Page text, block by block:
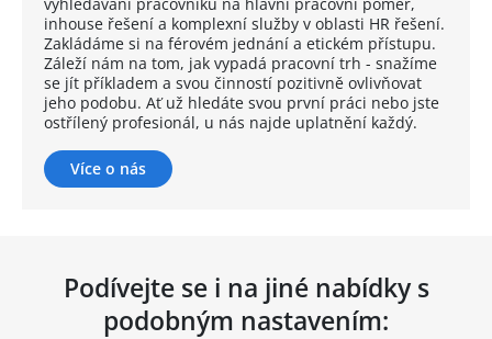
inhouse řešení a komplexní služby v oblasti HR řešení.
Zakládáme si na férovém jednání a etickém přístupu.
Záleží nám na tom, jak vypadá pracovní trh - snažíme
se jít příkladem a svou činností pozitivně ovlivňovat
jeho podobu. Ať už hledáte svou první práci nebo jste
ostřílený profesionál, u nás najde uplatnění každý.
Více o nás
Podívejte se i na jiné nabídky s
podobným nastavením: